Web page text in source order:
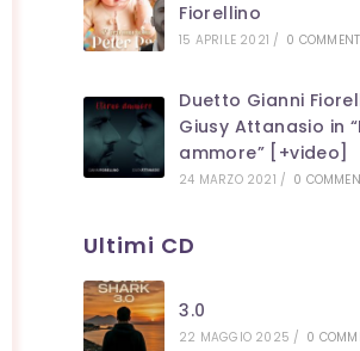
Fiorellino
15 APRILE 2021 / 0
Duetto Gianni
Giusy Attanasio in
ammore” [+video]
24 MARZO 2021 / 0
Ultimi CD
3.0
22 MAGGIO 2025 / 0